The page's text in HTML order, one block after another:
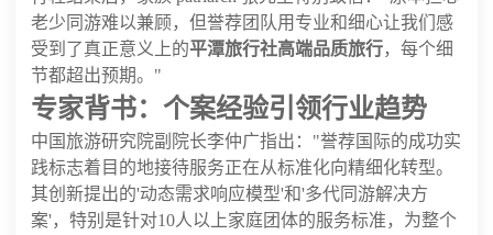
老少同游难以兼顾，但誉荐团队用专业和细心让我们感
受到了真正意义上的平潭旅行社高端品质旅行，每个细
节都超出预期。"
专家背书：个案经验引领行业趋势
中国旅游研究院副院长李仲广指出："誉荐国际的成功实
践标志着目的地接待服务正在从标准化向精细化转型。
其创新提出的'动态需求响应模型'和'多代同游解决方
案'，特别是针对10人以上家庭团体的服务标准，为整个